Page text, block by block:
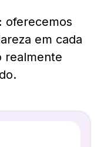
oferecemos
em cada
realmente